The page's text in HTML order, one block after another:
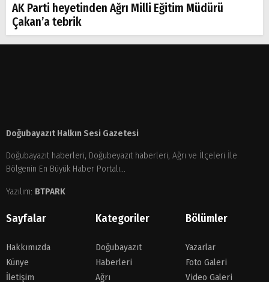
AK Parti heyetinden Ağrı Milli Eğitim Müdürü
Çakan’a tebrik
Doğubayazıt Halkın Sesi Gazetesi
Doğubayazıt haberleri, Doğubeyazıt haberleri, Ağrı ve İlçeleri İle
Bölgenin En Büyük Haber Portalı...
Yazılım: BTPARK
Sayfalar
Hakkımızda
Künye
İletişim
Kategoriler
Doğubayazıt
Haberleri
Ağrı
Bölümler
Yazarlar
Foto Galeri
Video Galeri